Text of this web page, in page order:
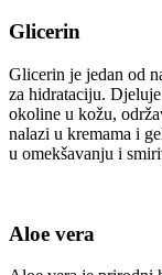
Glicerin
Glicerin je jedan od
za hidrataciju.
okoline u kožu,
nalazi u kremama i
u omekšavanju i
Aloe vera